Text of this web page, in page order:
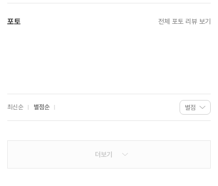
포토 전체 포토 리뷰 보기
최신순 별점순
더보기